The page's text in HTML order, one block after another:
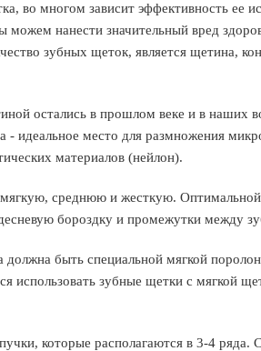
во многом зависит эффективность ее
можем нанести значительный вред
зубных щеток, является щетина,
остались в прошлом веке и в наших
- идеальное место для размножения
материалов (нейлон).
среднюю и жесткую. Оптимальной
бороздку и промежутки между
должна быть специальной мягкой
использовать зубные щетки с мягкой
которые располагаются в 3-4